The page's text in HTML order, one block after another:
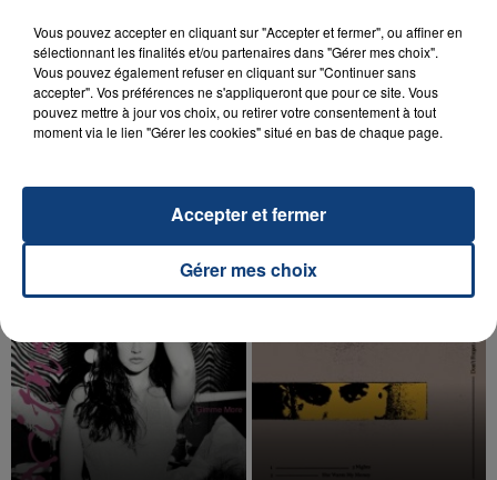
20 juillet 2026
UNE ADOLESCENTE DEVANT SE FAIRE
La famille a porté plainte contre la clinique qui a
reconnu sa responsabilité et présenté ses
TITRES DIFFUSÉS
Vous pouvez accepter en cliquant sur "Accepter et fermer", ou affiner en
sélectionnant les finalités et/ou partenaires dans "Gérer mes choix".
Vous pouvez également refuser en cliquant sur "Continuer sans
accepter". Vos préférences ne s'appliqueront que pour ce site. Vous
pouvez mettre à jour vos choix, ou retirer votre consentement à tout
moment via le lien "Gérer les cookies" situé en bas de chaque page.
Gérer mes choix
Accepter et fermer